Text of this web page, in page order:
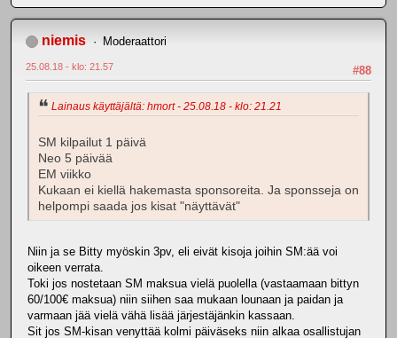
niemis Moderaattori
#88
25.08.18 - klo: 21.57
Lainaus käyttäjältä: hmort - 25.08.18 - klo: 21.21
SM kilpailut 1 päivä
Neo 5 päivää
EM viikko
Kukaan ei kiellä hakemasta sponsoreita. Ja sponsseja on
helpompi saada jos kisat "näyttävät"
Niin ja se Bitty myöskin 3pv, eli eivät kisoja joihin SM:ää voi
oikeen verrata.
Toki jos nostetaan SM maksua vielä puolella (vastaamaan bittyn
60/100€ maksua) niin siihen saa mukaan lounaan ja paidan ja
varmaan jää vielä vähä lisää järjestäjänkin kassaan.
Sit jos SM-kisan venyttää kolmi päiväseks niin alkaa osallistujan